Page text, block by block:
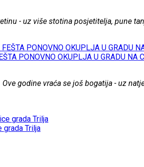
- uz više stotina posjetitelja, pune
PONOVNO OKUPLJA U GRADU NA
godine vraća se još bogatija - uz
grada Trilja